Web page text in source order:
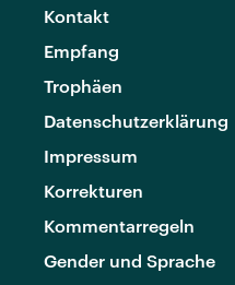
Kontakt
Empfang
Trophäen
Datenschutzerklärung
Impressum
Korrekturen
Kommentarregeln
Gender und Sprache